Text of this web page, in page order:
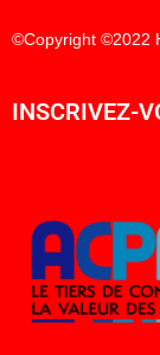
©Copyright ©2022
INSCRIVEZ-